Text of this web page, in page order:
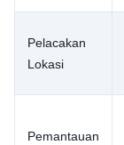
Pelacakan
Lokasi
Pemantauan